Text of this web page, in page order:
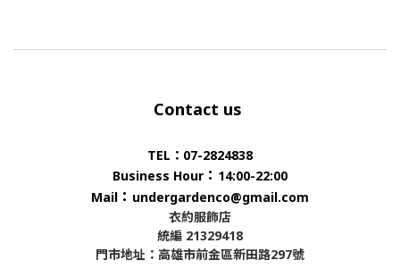
Contact us
TEL：07-2824838
Business Hour ： 14:00-22:00
Mail ： undergardenco@gmail.com
衣約服飾店
統編 21329418
門市地址：高雄市前金區新田路297號